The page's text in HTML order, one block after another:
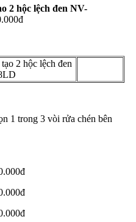
2 hộc lệch đen NV-
2 hộc lệch đen
1 trong 3 vòi rửa chén bên